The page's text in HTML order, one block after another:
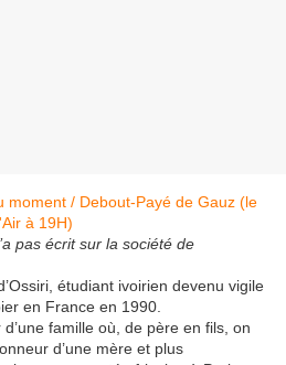
pas écrit sur la société de
étudiant ivoirien devenu vigile
en France en 1990.
d’une famille où, de père en fils, on
d’une mère et plus